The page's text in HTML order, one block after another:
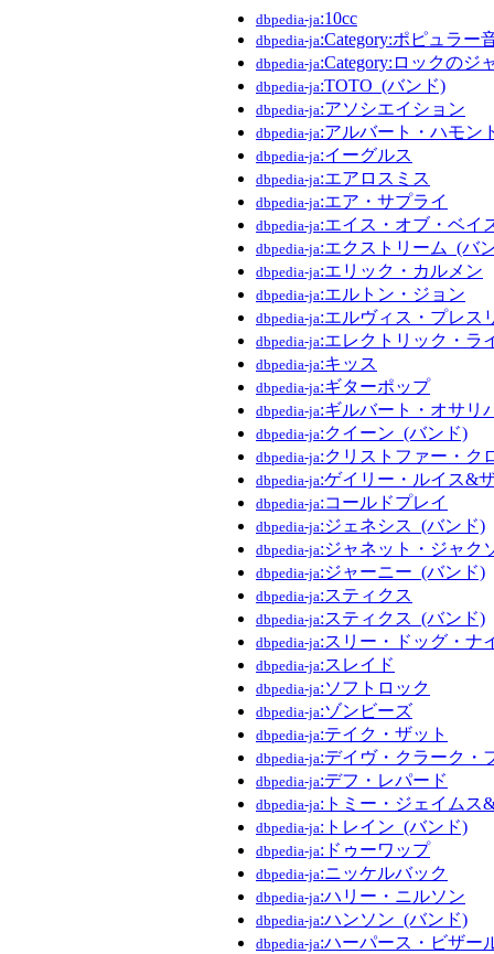
dbpedia-ja:10cc
dbpedia-ja:Category:ポピュラー
dbpedia-ja:Category:ロックのジ
dbpedia-ja:TOTO_(バンド)
dbpedia-ja:アソシエイション
dbpedia-ja:アルバート・ハモン
dbpedia-ja:イーグルス
dbpedia-ja:エアロスミス
dbpedia-ja:エア・サプライ
dbpedia-ja:エイス・オブ・ベイ
dbpedia-ja:エクストリーム_(バ
dbpedia-ja:エリック・カルメン
dbpedia-ja:エルトン・ジョン
dbpedia-ja:エルヴィス・プレス
dbpedia-ja:エレクトリック・ラ
dbpedia-ja:キッス
dbpedia-ja:ギターポップ
dbpedia-ja:ギルバート・オサリ
dbpedia-ja:クイーン_(バンド)
dbpedia-ja:クリストファー・ク
dbpedia-ja:ゲイリー・ルイス&
dbpedia-ja:コールドプレイ
dbpedia-ja:ジェネシス_(バンド)
dbpedia-ja:ジャネット・ジャク
dbpedia-ja:ジャーニー_(バンド)
dbpedia-ja:スティクス
dbpedia-ja:スティクス_(バンド)
dbpedia-ja:スリー・ドッグ・ナ
dbpedia-ja:スレイド
dbpedia-ja:ソフトロック
dbpedia-ja:ゾンビーズ
dbpedia-ja:テイク・ザット
dbpedia-ja:デイヴ・クラーク・
dbpedia-ja:デフ・レパード
dbpedia-ja:トミー・ジェイムス
dbpedia-ja:トレイン_(バンド)
dbpedia-ja:ドゥーワップ
dbpedia-ja:ニッケルバック
dbpedia-ja:ハリー・ニルソン
dbpedia-ja:ハンソン_(バンド)
dbpedia-ja:ハーパース・ビザー